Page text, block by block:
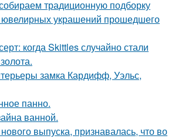
традиционную подборку
украшений прошедшего
когда Skittles случайно стали
замка Кардифф, Уэльс,
панно.
ванной.
выпуска, признавалась, что во